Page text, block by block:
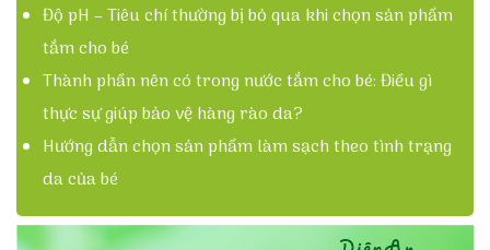
Độ pH – Tiêu chí thường bị bỏ qua khi chọn sản phẩm
tắm cho bé
Thành phần nên có trong nước tắm cho bé: Điều gì
thực sự giúp bảo vệ hàng rào da?
Hướng dẫn chọn sản phẩm làm sạch theo tình trạng
da của bé